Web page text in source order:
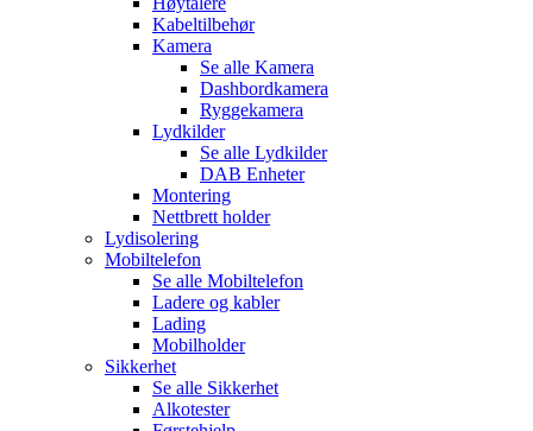
Kabeltilbehør
Kamera
Se alle Kamera
Dashbordkamera
Ryggekamera
Lydkilder
Se alle Lydkilder
DAB Enheter
Montering
Nettbrett holder
Lydisolering
Mobiltelefon
Se alle Mobiltelefon
Ladere og kabler
Lading
Mobilholder
Sikkerhet
Se alle Sikkerhet
Alkotester